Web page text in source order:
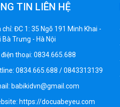
Xe 3 bánh trẻ em
350.000 ₫
550.000 ₫
em vecpa XW02
950.000 ₫
TIN LIÊN HỆ
chỉ: ĐC 1: 35 Ngõ 191 Minh Khai -
Bà Trưng - Hà Nội
thoại: 0834.665.688
0834.665.688 / 0843313139
babikidvn@gmail.com
https://docuabeyeu.com